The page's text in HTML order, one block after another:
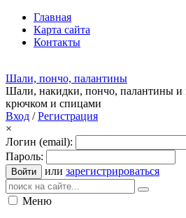
Главная
Карта сайта
Контакты
Шали, пончо, палантины
Шали, накидки, пончо, палантины и
крючком и спицами
Вход /Регистрация
×
Логин (email):
Пароль:
Войти или зарегистрироваться
Меню